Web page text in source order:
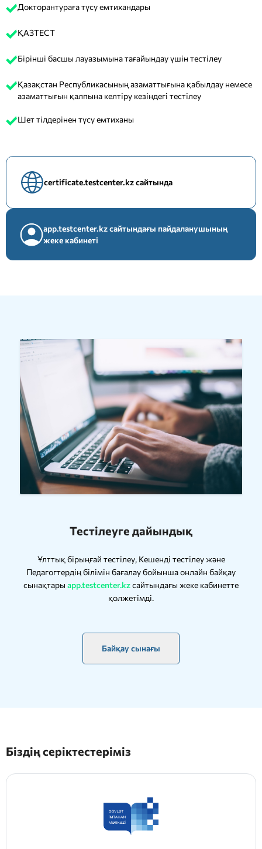
Докторантураға түсу емтихандары
ҚАЗТЕСТ
Бірінші басшы лауазымына тағайындау үшін тестілеу
Қазақстан Республикасының азаматтығына қабылдау немесе
азаматтығын қалпына келтіру кезіндегі тестілеу
Шет тілдерінен түсу емтиханы
certificate.testcenter.kz сайтында
app.testcenter.kz сайтындағы пайдаланушының
жеке кабинеті
Тестілеуге дайындық
Ұлттық бірыңғай тестілеу, Кешенді тестілеу және
Педагогтердің білімін бағалау бойынша онлайн байқау
сынақтары app.testcenter.kzсайтындағы жеке кабинетте
қолжетімді.
Байқау сынағы
Біздің серіктестеріміз